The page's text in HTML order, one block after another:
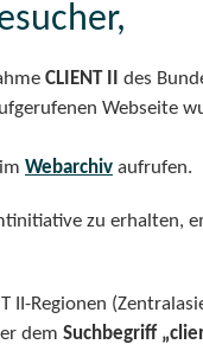
CLIENT II
des
Webseite
Webarchiv aufrufen.
zu erhalten,
II-Regionen
dem Suchbegriff